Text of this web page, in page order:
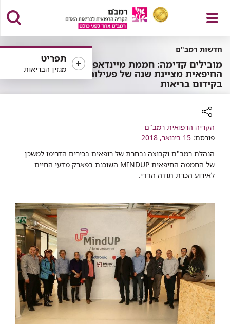
פתח
תפריט
תפריט
מגזין הבריאות
חדשות רמב"ם
מובילים קדימה: חממת מיינדאפ
החיפאית מציינת שנה של פעילות
בקידום בריאות
רכיב
שיתוף
הקריה הרפואית רמב"ם
פורסם: 15 בינואר, 2018
הנהלת רמב"ם וקבוצה נבחרת של רופאים בכירים הדרימו למשכן
של החממה החיפאית MINDUP השוכנת בפארק מדעי החיים
לאירוע הכרת תודה הדדי.​​